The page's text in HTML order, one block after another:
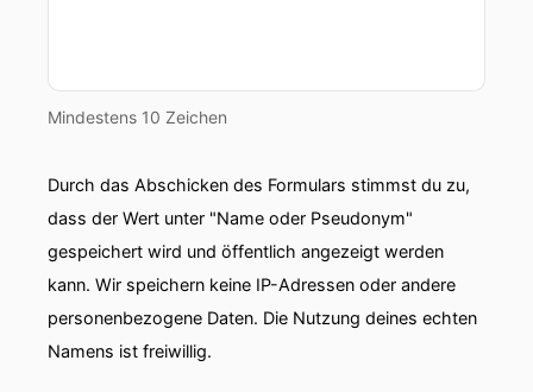
Mindestens 10 Zeichen
Durch das Abschicken des Formulars stimmst du zu,
dass der Wert unter "Name oder Pseudonym"
gespeichert wird und öffentlich angezeigt werden
kann. Wir speichern keine IP-Adressen oder andere
personenbezogene Daten. Die Nutzung deines echten
Namens ist freiwillig.